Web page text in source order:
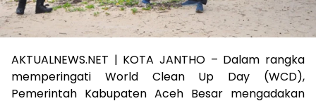
AKTUALNEWS.NET | KOTA JANTHO – Dalam rangka
memperingati World Clean Up Day (WCD),
Pemerintah Kabupaten Aceh Besar mengadakan